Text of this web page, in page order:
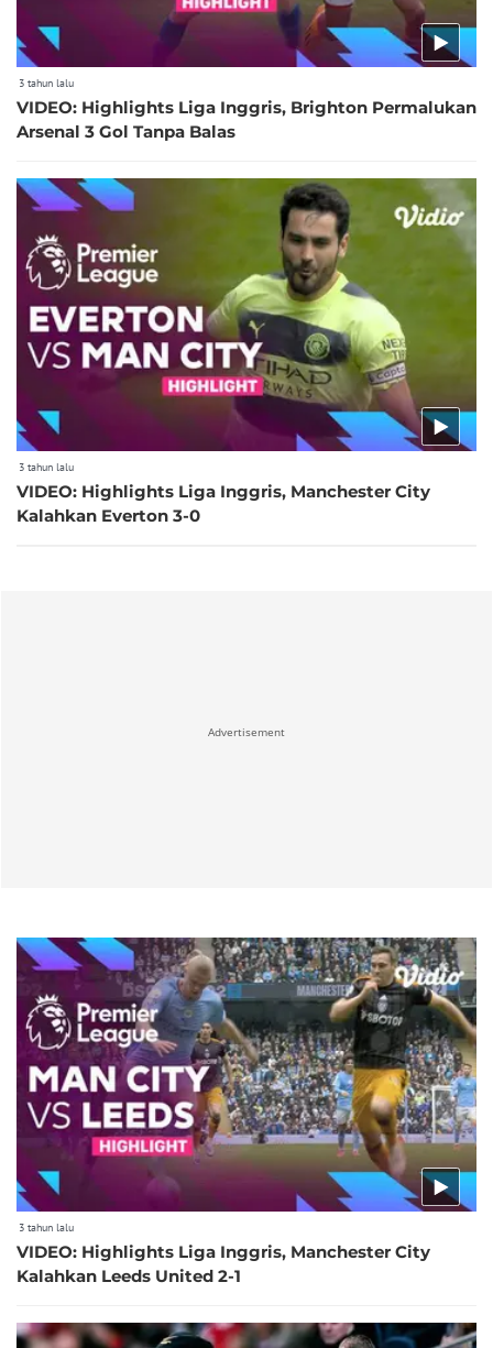
3 tahun lalu
VIDEO: Highlights Liga Inggris, Brighton Permalukan
Arsenal 3 Gol Tanpa Balas
3 tahun lalu
VIDEO: Highlights Liga Inggris, Manchester City
Kalahkan Everton 3-0
Advertisement
3 tahun lalu
VIDEO: Highlights Liga Inggris, Manchester City
Kalahkan Leeds United 2-1